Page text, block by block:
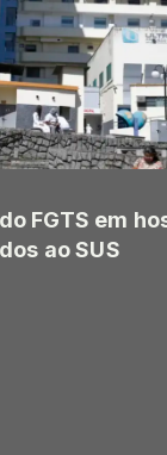
FGTS em
ao SUS